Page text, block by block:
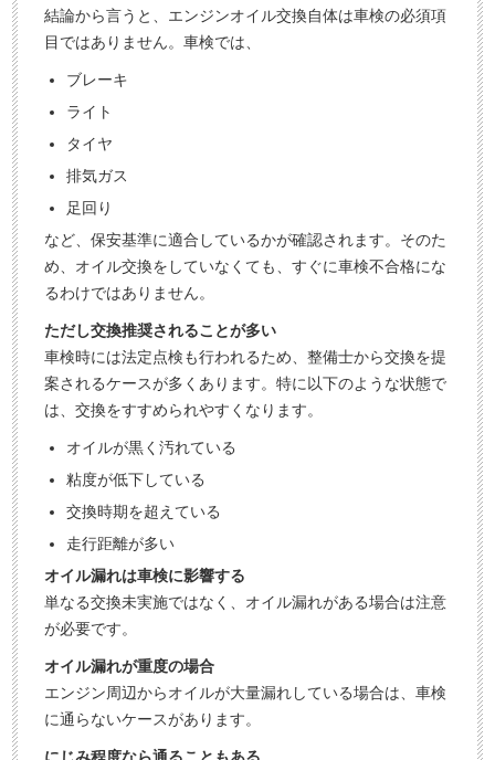
結論から言うと、エンジンオイル交換自体は車検の必須項
目ではありません。車検では、
ブレーキ
ライト
タイヤ
排気ガス
足回り
など、保安基準に適合しているかが確認されます。そのた
め、オイル交換をしていなくても、すぐに車検不合格にな
るわけではありません。
ただし交換推奨されることが多い
車検時には法定点検も行われるため、整備士から交換を提
案されるケースが多くあります。特に以下のような状態で
は、交換をすすめられやすくなります。
オイルが黒く汚れている
粘度が低下している
交換時期を超えている
走行距離が多い
オイル漏れは車検に影響する
単なる交換未実施ではなく、オイル漏れがある場合は注意
が必要です。
オイル漏れが重度の場合
エンジン周辺からオイルが大量漏れしている場合は、車検
に通らないケースがあります。